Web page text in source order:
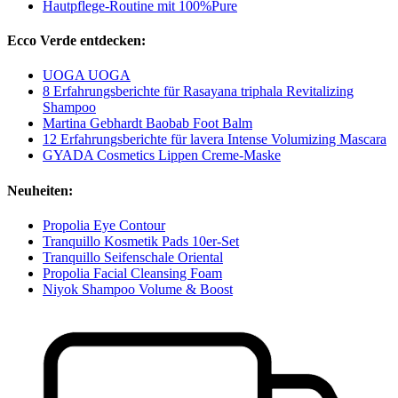
Hautpflege-Routine mit 100%Pure
Ecco Verde entdecken:
UOGA UOGA
8 Erfahrungsberichte für Rasayana triphala Revitalizing
Shampoo
Martina Gebhardt Baobab Foot Balm
12 Erfahrungsberichte für lavera Intense Volumizing Mascara
GYADA Cosmetics Lippen Creme-Maske
Neuheiten:
Propolia Eye Contour
Tranquillo Kosmetik Pads 10er-Set
Tranquillo Seifenschale Oriental
Propolia Facial Cleansing Foam
Niyok Shampoo Volume & Boost